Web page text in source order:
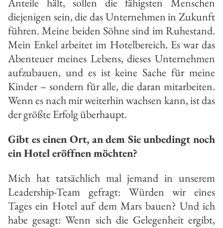
Anteile hält, sollen die fähigsten Menschen
diejenigen sein, die das Unternehmen in Zukunft
führen. Meine beiden Söhne sind im Ruhestand.
Mein Enkel arbeitet im Hotelbereich. Es war das
Abenteuer meines Lebens, dieses Unternehmen
aufzubauen, und es ist keine Sache für meine
Kinder – sondern für alle, die daran mitarbeiten.
Wenn es nach mir weiterhin wachsen kann, ist das
der größte Erfolg überhaupt.
Gibt es einen Ort, an dem Sie unbedingt noch
ein Hotel eröffnen möchten?
Mich hat tatsächlich mal jemand in unserem
Leadership-Team gefragt: Würden wir eines
Tages ein Hotel auf dem Mars bauen? Und ich
habe gesagt: Wenn sich die Gelegenheit ergibt,